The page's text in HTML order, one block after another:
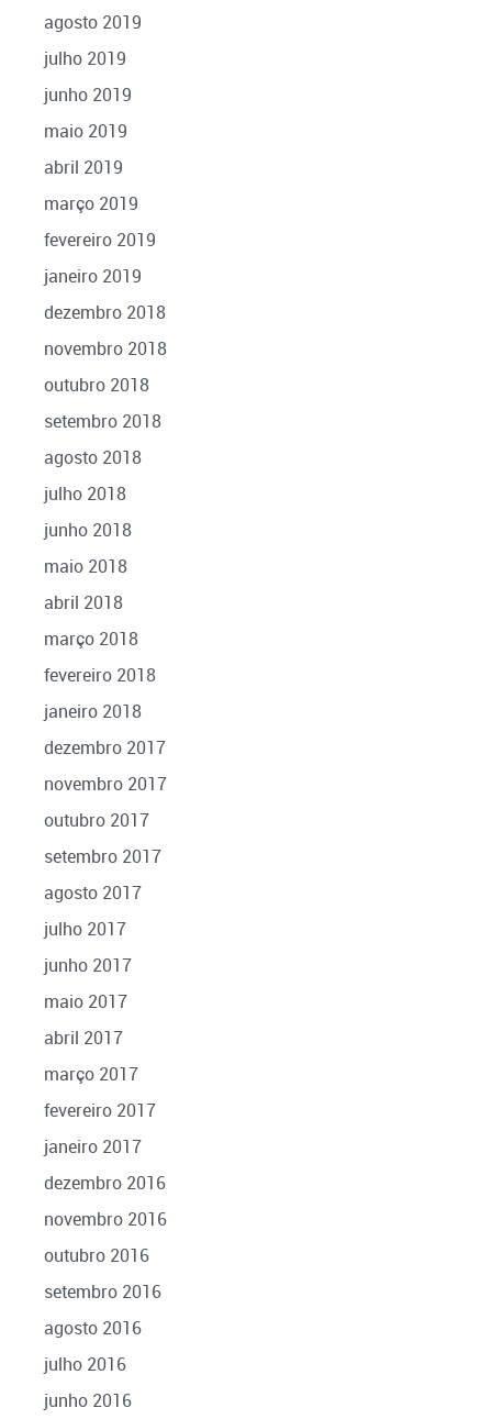
agosto 2019
julho 2019
junho 2019
maio 2019
abril 2019
março 2019
fevereiro 2019
janeiro 2019
dezembro 2018
novembro 2018
outubro 2018
setembro 2018
agosto 2018
julho 2018
junho 2018
maio 2018
abril 2018
março 2018
fevereiro 2018
janeiro 2018
dezembro 2017
novembro 2017
outubro 2017
setembro 2017
agosto 2017
julho 2017
junho 2017
maio 2017
abril 2017
março 2017
fevereiro 2017
janeiro 2017
dezembro 2016
novembro 2016
outubro 2016
setembro 2016
agosto 2016
julho 2016
junho 2016